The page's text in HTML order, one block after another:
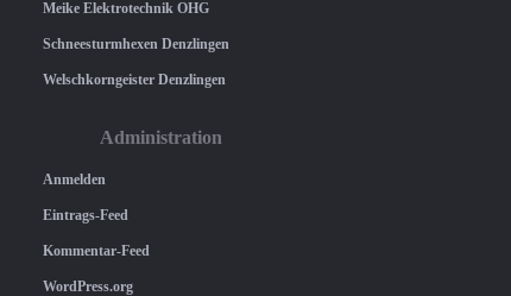
Meike Elektrotechnik OHG
Schneesturmhexen Denzlingen
Welschkorngeister Denzlingen
Administration
Anmelden
Eintrags-Feed
Kommentar-Feed
WordPress.org